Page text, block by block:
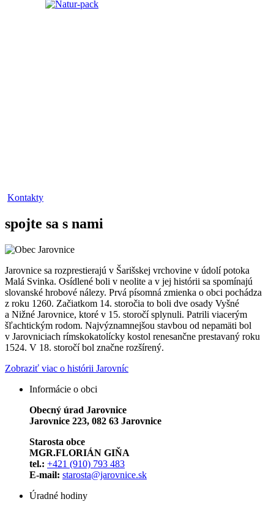
Kontakty
spojte sa s nami
Jarovnice sa rozprestierajú v Šarišskej vrchovine v údolí potoka
Malá Svinka. Osídlené boli v neolite a v jej histórii sa spomínajú
slovanské hrobové nálezy. Prvá písomná zmienka o obci pochádza
z roku 1260. Začiatkom 14. storočia to boli dve osady Vyšné
a Nižné Jarovnice, ktoré v 15. storočí splynuli. Patrili viacerým
šľachtickým rodom. Najvýznamnejšou stavbou od nepamäti bol
v Jarovniciach rímskokatolícky kostol renesančne prestavaný roku
1524. V 18. storočí bol značne rozšírený.
Zobraziť viac o histórii Jarovníc
Informácie o obci
Obecný úrad Jarovnice
Jarovnice 223, 082 63 Jarovnice
Starosta obce
MGR.FLORIÁN GIŇA
tel.: +421 (910) 793 483
E-mail: starosta@jarovnice.sk
Úradné hodiny